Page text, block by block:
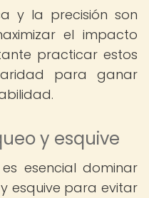
y la precisión son
el impacto
practicar estos
para ganar
y esquive
esencial dominar
esquive para evitar